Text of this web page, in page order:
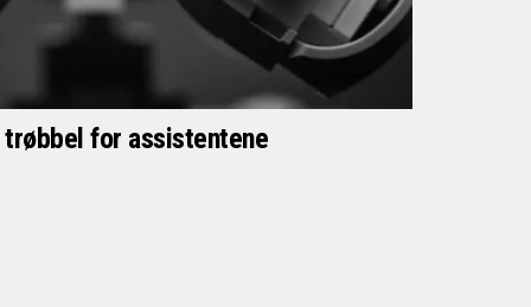
for assistentene